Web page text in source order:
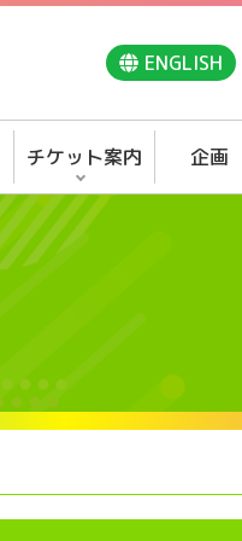
ENGLISH
チケット案内 企画